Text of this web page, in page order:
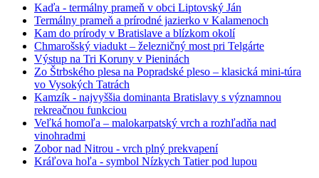
Kaďa - termálny prameň v obci Liptovský Ján
Termálny prameň a prírodné jazierko v Kalamenoch
Kam do prírody v Bratislave a blízkom okolí
Chmarošský viadukt – železničný most pri Telgárte
Výstup na Tri Koruny v Pieninách
Zo Štrbského plesa na Popradské pleso – klasická mini-túra
vo Vysokých Tatrách
Kamzík - najvyššia dominanta Bratislavy s významnou
rekreačnou funkciou
Veľká homoľa – malokarpatský vrch a rozhľadňa nad
vinohradmi
Zobor nad Nitrou - vrch plný prekvapení
Kráľova hoľa - symbol Nízkych Tatier pod lupou